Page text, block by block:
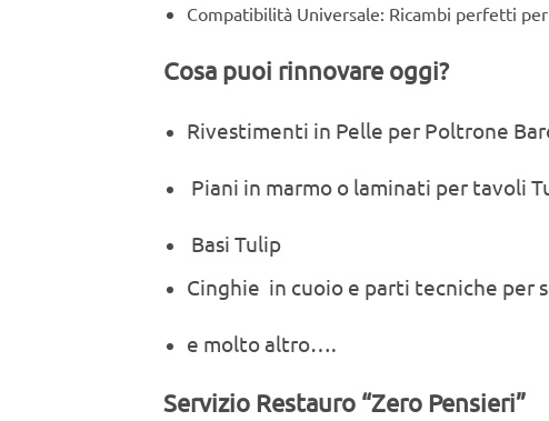
Compatibilità Universale: Ricambi perfetti
Cosa puoi rinnovare oggi?
Rivestimenti in Pelle per Poltrone
Piani in marmo o laminati per tavoli
Basi Tulip
Cinghie in cuoio e parti tecniche per
e molto altro….
Servizio Restauro “Zero Pensieri”